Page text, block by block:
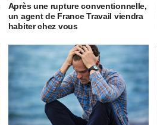
Après une rupture conventionnelle,
un agent de France Travail viendra
habiter chez vous